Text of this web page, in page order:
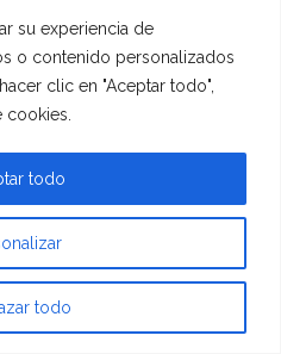
su experiencia de
o contenido personalizados
clic en "Aceptar todo",
todo
todo